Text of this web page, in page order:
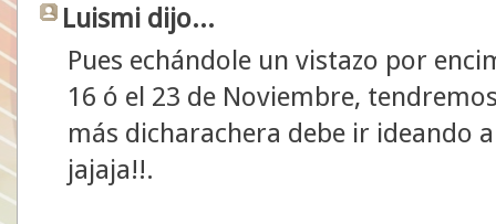
Luismi dijo...
Pues echándole un vistazo por
16 ó el 23 de Noviembre,
más dicharachera debe ir ideando
jajaja!!.